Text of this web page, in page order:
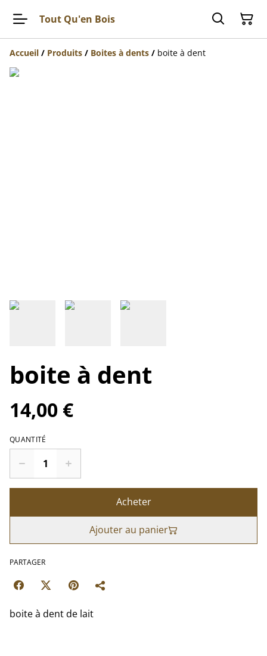
Tout Qu'en Bois
Accueil / Produits / Boites à dents / boite à dent
boite à dent
14,00 €
QUANTITÉ
Acheter
Ajouter au panier
PARTAGER
boite à dent de lait